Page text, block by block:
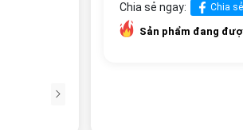
Chia sẻ ngay: Chia sẻ
Sản phẩm đang